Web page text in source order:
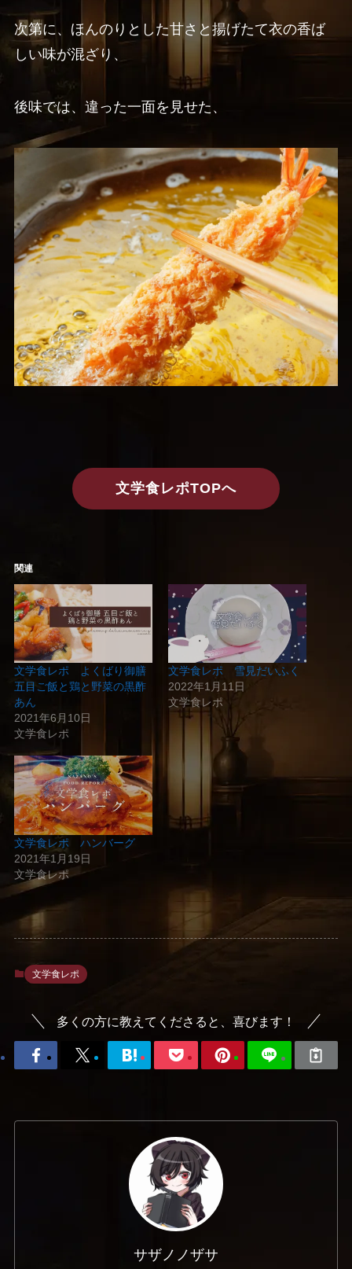
次第に、ほんのりとした甘さと揚げたて衣の香ば
しい味が混ざり、
後味では、違った一面を見せた、
文学食レポTOPへ
関連
文学食レポ よくばり御膳
五目ご飯と鶏と野菜の黒酢
あん
2021年6月10日
文学食レポ
文学食レポ 雪見だいふく
2022年1月11日
文学食レポ
文学食レポ ハンバーグ
2021年1月19日
文学食レポ
文学食レポ
多くの方に教えてくださると、喜びます！
サザノノザサ